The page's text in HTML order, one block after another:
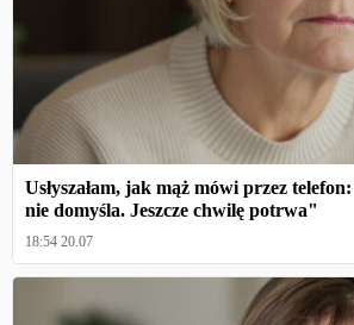
Usłyszałam, jak mąż mówi przez
nie domyśla. Jeszcze chwilę potrwa"
18:54 20.07